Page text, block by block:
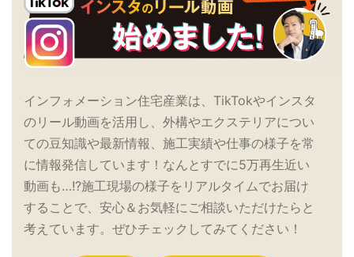
インフォメーション住宅産業は、TikTokやインスタ
のリール動画を活用し、外構やエクステリアについ
ての豆知識や最新情報、施工実績や仕事の様子を常
に情報発信しています！なんとすでに5万再生近い
動画も…!?施工現場の様子をリアルタイムでお届け
することで、安心＆お気軽にご相談いただけたらと
考えています。ぜひチェックしてみてください！